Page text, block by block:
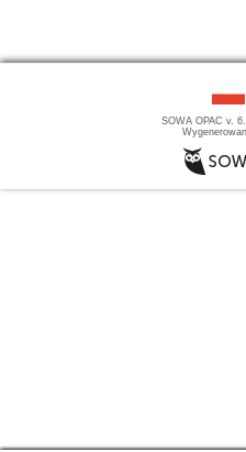
SOWA OPAC v.